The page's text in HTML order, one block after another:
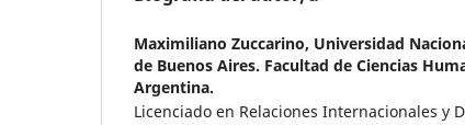
Maximiliano Zuccarino, Universidad
de Buenos Aires. Facultad de Ciencias
Argentina.
Licenciado en Relaciones Internacionales y